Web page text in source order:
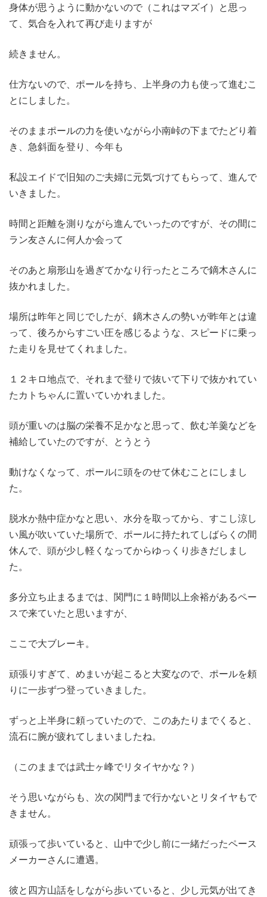
身体が思うように動かないので（これはマズイ）と思っ
て、気合を入れて再び走りますが
続きません。
仕方ないので、ポールを持ち、上半身の力も使って進むこ
とにしました。
そのままポールの力を使いながら小南峠の下までたどり着
き、急斜面を登り、今年も
私設エイドで旧知のご夫婦に元気づけてもらって、進んで
いきました。
時間と距離を測りながら進んでいったのですが、その間に
ラン友さんに何人か会って
そのあと扇形山を過ぎてかなり行ったところで鏑木さんに
抜かれました。
場所は昨年と同じでしたが、鏑木さんの勢いが昨年とは違
って、後ろからすごい圧を感じるような、スピードに乗っ
た走りを見せてくれました。
１２キロ地点で、それまで登りで抜いて下りで抜かれてい
たカトちゃんに置いていかれました。
頭が重いのは脳の栄養不足かなと思って、飲む羊羹などを
補給していたのですが、とうとう
動けなくなって、ポールに頭をのせて休むことにしまし
た。
脱水か熱中症かなと思い、水分を取ってから、すこし涼し
い風が吹いていた場所で、ポールに持たれてしばらくの間
休んで、頭が少し軽くなってからゆっくり歩きだしまし
た。
多分立ち止まるまでは、関門に１時間以上余裕があるペー
スで来ていたと思いますが、
ここで大ブレーキ。
頑張りすぎて、めまいが起こると大変なので、ポールを頼
りに一歩ずつ登っていきました。
ずっと上半身に頼っていたので、このあたりまでくると、
流石に腕が疲れてしまいましたね。
（このままでは武士ヶ峰でリタイヤかな？）
そう思いながらも、次の関門まで行かないとリタイヤもで
きません。
頑張って歩いていると、山中で少し前に一緒だったペース
メーカーさんに遭遇。
彼と四方山話をしながら歩いていると、少し元気が出てき